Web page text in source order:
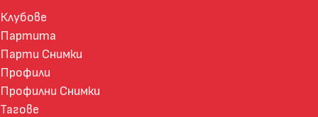
Клубове
Партита
Парти Снимки
Профили
Профилни Снимки
Тагове